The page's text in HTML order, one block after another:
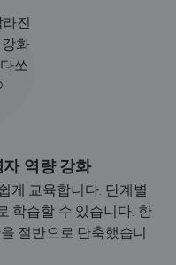
역량 강화
게 교육합니다. 단계별
학습할 수 있습니다. 한
절반으로 단축했습니